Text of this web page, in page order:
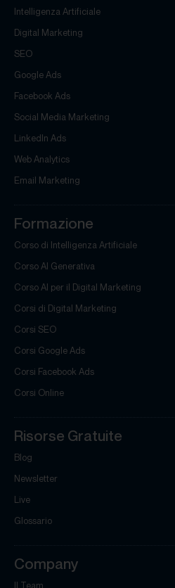
Intelligenza Artificiale
Digital Marketing
SEO
Google Ads
Facebook Ads
Social Media Marketing
LinkedIn Ads
Web Analytics
Email Marketing
Formazione
Corso di Intelligenza Artificiale
Corso AI Generativa
Corso AI per il Digital Marketing
Corsi di Digital Marketing
Corsi SEO
Corsi Google Ads
Corsi Facebook Ads
Corsi Online
Risorse Gratuite
Blog
Newsletter
Live
Glossario
Company
Il Team